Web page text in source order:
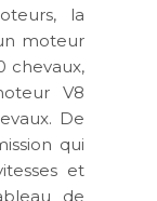
la
moteur
chevaux,
V8
De
qui
et
de